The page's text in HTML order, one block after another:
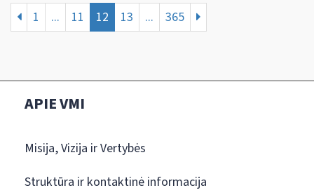
1 ... 11 12 13 ... 365
APIE VMI
Misija, Vizija ir Vertybės
Struktūra ir kontaktinė informacija